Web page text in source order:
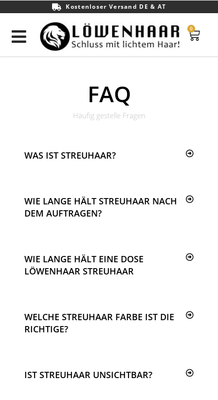
Kostenloser Versand DE & AT
0
FAQ
Häufig gestelle Fragen
WAS IST STREUHAAR?
WIE LANGE HÄLT STREUHAAR NACH
DEM AUFTRAGEN?
WIE LANGE HÄLT EINE DOSE
LÖWENHAAR STREUHAAR
WELCHE STREUHAAR FARBE IST DIE
RICHTIGE?
IST STREUHAAR UNSICHTBAR?